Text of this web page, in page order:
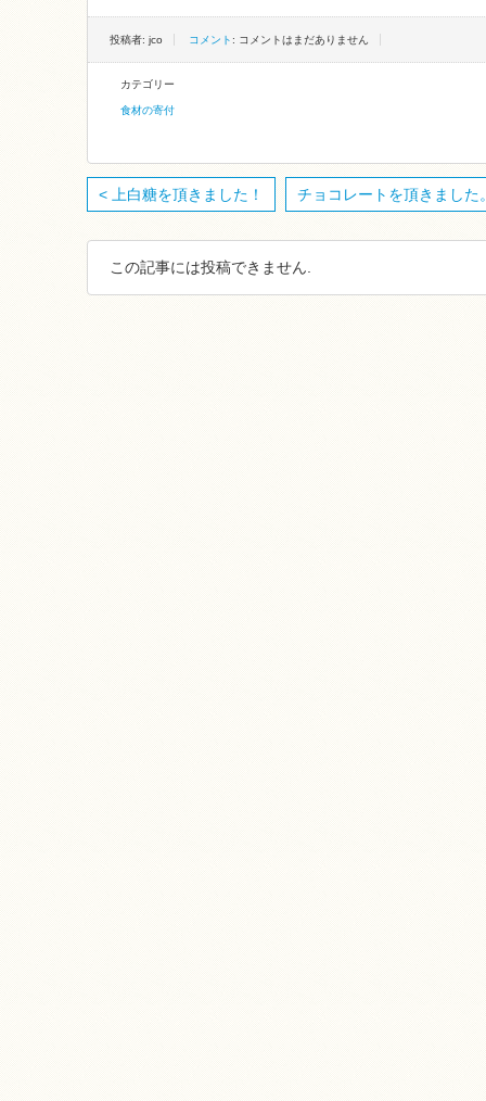
投稿者: jco コメント : コメントはまだありません
カテゴリー
食材の寄付
< 上白糖を頂きました！ チョコレートを頂きました
この記事には投稿できません.